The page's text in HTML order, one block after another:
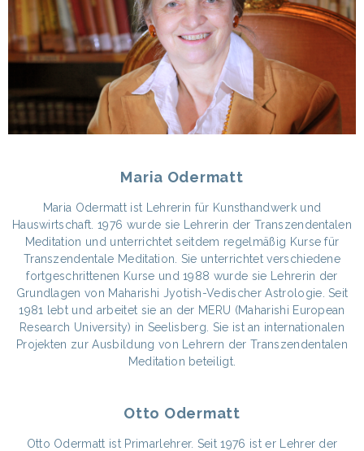
Maria Odermatt
Maria Odermatt ist Lehrerin für Kunsthandwerk und
Hauswirtschaft. 1976 wurde sie Lehrerin der Transzendentalen
Meditation und unterrichtet seitdem regelmäßig Kurse für
Transzendentale Meditation. Sie unterrichtet verschiedene
fortgeschrittenen Kurse und 1988 wurde sie Lehrerin der
Grundlagen von Maharishi Jyotish-Vedischer Astrologie. Seit
1981 lebt und arbeitet sie an der MERU (Maharishi European
Research University) in Seelisberg. Sie ist an internationalen
Projekten zur Ausbildung von Lehrern der Transzendentalen
Meditation beteiligt.
Otto Odermatt
Otto Odermatt ist Primarlehrer. Seit 1976 ist er Lehrer der